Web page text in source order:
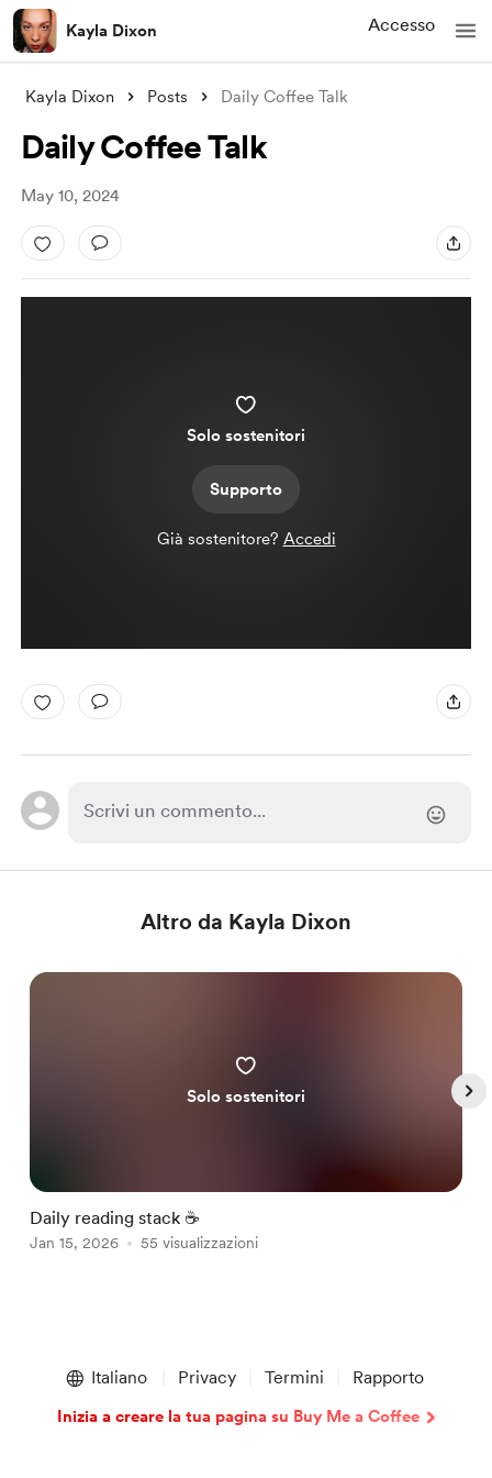
Kayla Dixon Accesso
Kayla Dixon Posts Daily Coffee Talk
Daily Coffee Talk
May 10, 2024
Solo sostenitori
Supporto
Già sostenitore? Accedi
Altro da Kayla Dixon
Solo sostenitori
Daily reading stack ☕️
Jan 15, 2026 55 visualizzazioni
Italiano Privacy Termini Rapporto
Inizia a creare la tua pagina su Buy Me a Coffee